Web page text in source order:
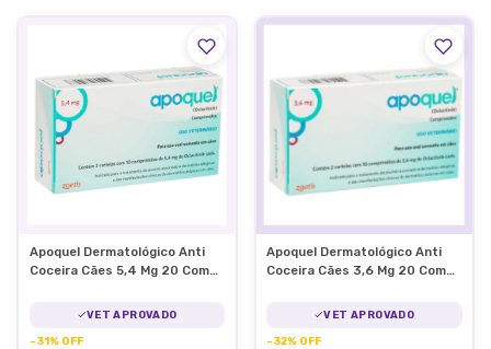
Apoquel Dermatológico Anti
Coceira Cães 5,4 Mg 20 Comp
VET APROVADO
-31% OFF
Apoquel Dermatológico Anti
Coceira Cães 3,6 Mg 20 Comp
VET APROVADO
-32% OFF